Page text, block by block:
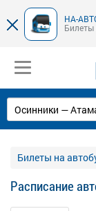
НА-
Билеты
Билеты на
Расписание